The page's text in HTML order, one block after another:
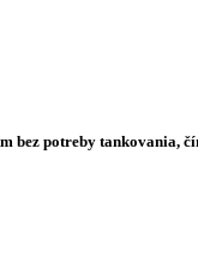
bez potreby tankovania,